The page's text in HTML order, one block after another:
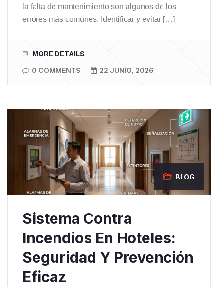
la falta de mantenimiento son algunos de los
errores más comunes. Identificar y evitar […]
MORE DETAILS
0 COMMENTS
22 JUNIO, 2026
BLOG
Sistema Contra
Incendios En Hoteles:
Seguridad Y Prevención
Eficaz